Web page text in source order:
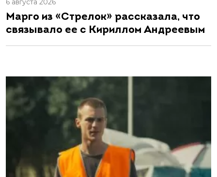
6 августа 2026
Марго из «Стрелок» рассказала, что
связывало ее с Кириллом Андреевым